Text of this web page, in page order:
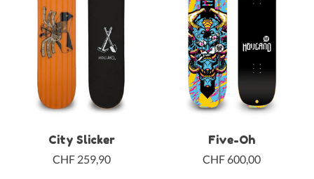
City Slicker
CHF 259,90
Five-Oh
CHF 600,00